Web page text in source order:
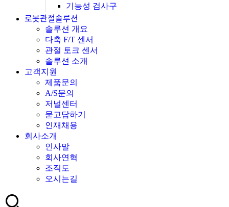
기능성 검사구
로봇관절솔루션
솔루션 개요
다축 F/T 센서
관절 토크 센서
솔루션 소개
고객지원
제품문의
A/S문의
저널센터
묻고답하기
인재채용
회사소개
인사말
회사연혁
조직도
오시는길